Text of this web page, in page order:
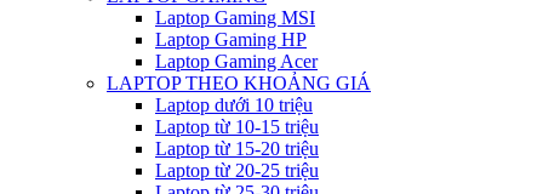
Laptop Gaming MSI
Laptop Gaming HP
Laptop Gaming Acer
LAPTOP THEO KHOẢNG GIÁ
Laptop dưới 10 triệu
Laptop từ 10-15 triệu
Laptop từ 15-20 triệu
Laptop từ 20-25 triệu